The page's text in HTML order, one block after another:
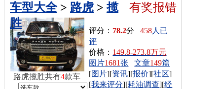
有奖报错
车型大全> 路虎 >揽
胜
评分： 78.2分458人已
评
价格： 149.8-273.8万元
图片1681张 文章149篇
[图片][资讯][报价][社区]
[我来评分][耗油调查][经
路虎揽胜共有4款车